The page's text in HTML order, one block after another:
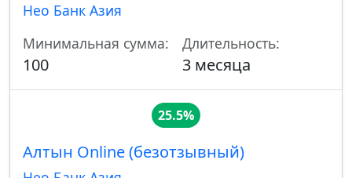
Нео Банк Азия
Минимальная сумма:
100
Длительность:
3 месяца
25.5%
Алтын Online (безотзывный)